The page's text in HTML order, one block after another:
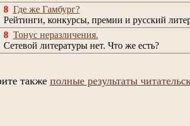
8 Где же Гамбург?
Рейтинги, конкурсы, премии и русский
8 Тонус неразличения.
Сетевой литературы нет. Что же есть?
также полные результаты